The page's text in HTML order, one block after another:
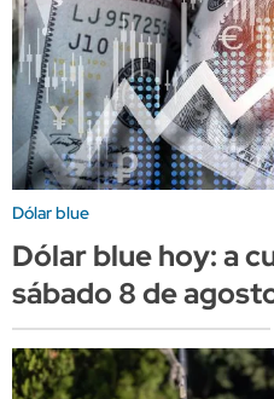
Dólar blue
Dólar blue hoy: a
sábado 8 de